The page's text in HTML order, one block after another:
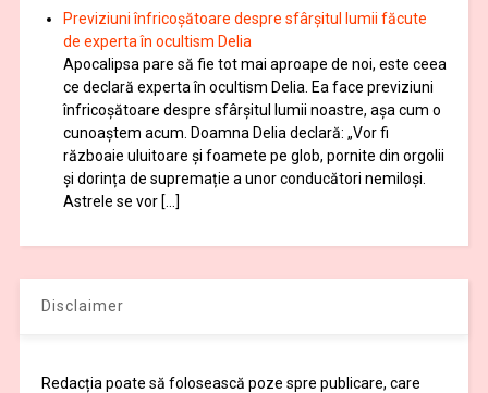
Previziuni înfricoșătoare despre sfârșitul lumii făcute
de experta în ocultism Delia
Apocalipsa pare să fie tot mai aproape de noi, este ceea
ce declară experta în ocultism Delia. Ea face previziuni
înfricoșătoare despre sfârșitul lumii noastre, așa cum o
cunoaștem acum. Doamna Delia declară: „Vor fi
războaie uluitoare și foamete pe glob, pornite din orgolii
și dorința de supremație a unor conducători nemiloși.
Astrele se vor […]
Disclaimer
Redacția poate să folosească poze spre publicare, care